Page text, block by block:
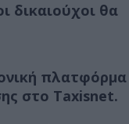
δικαιούχοι θα
πλατφόρμα
στο Taxisnet.